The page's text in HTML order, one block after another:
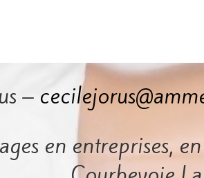
–
en entreprises,